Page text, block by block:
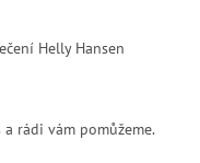
Helly Hansen
rádi vám pomůžeme.